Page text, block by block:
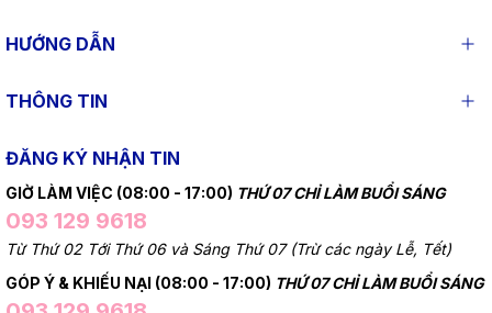
HƯỚNG DẪN
THÔNG TIN
ĐĂNG KÝ NHẬN TIN
GIỜ LÀM VIỆC (08:00 - 17:00) THỨ 07 CHỈ LÀM BUỔI SÁNG
093 129 9618
Từ Thứ 02 Tới Thứ 06 và Sáng Thứ 07 (Trừ các ngày Lễ, Tết)
GÓP Ý & KHIẾU NẠI (08:00 - 17:00) THỨ 07 CHỈ LÀM BUỔI SÁNG